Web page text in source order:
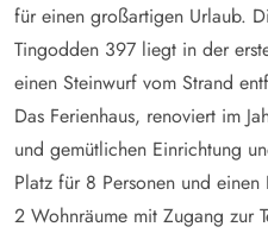
für einen großartigen Urlaub.
Tingodden 397 liegt in der
einen Steinwurf vom Strand
Das Ferienhaus, renoviert im
und gemütlichen Einrichtung
Platz für 8 Personen und einen
2 Wohnräume mit Zugang zur